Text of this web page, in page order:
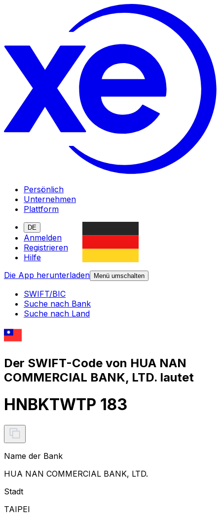
Persönlich
Unternehmen
Plattform
DE
Anmelden
Registrieren
Hilfe
Die App herunterladen
Menü umschalten
SWIFT/BIC
Suche nach Bank
Suche nach Land
Der SWIFT-Code von HUA NAN
COMMERCIAL BANK, LTD. lautet
HNBKTWTP 183
Name der Bank
HUA NAN COMMERCIAL BANK, LTD.
Stadt
TAIPEI